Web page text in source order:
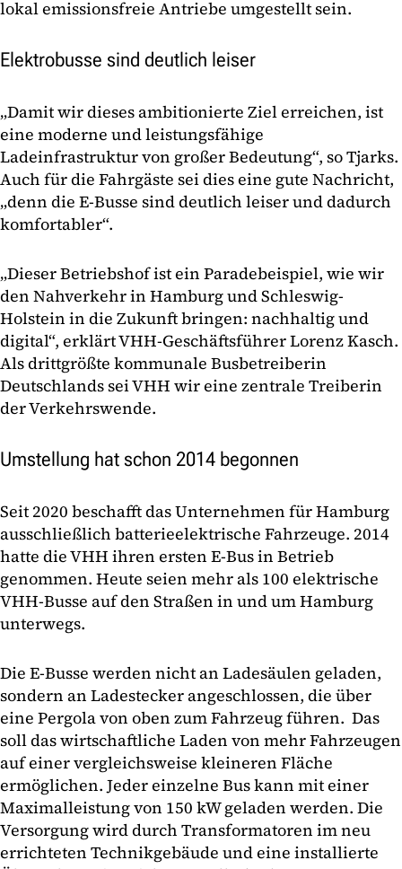
lokal emissionsfreie Antriebe umgestellt sein.
Elektrobusse sind deutlich leiser
„Damit wir dieses ambitionierte Ziel erreichen, ist
eine moderne und leistungsfähige
Ladeinfrastruktur von großer Bedeutung“, so Tjarks.
Auch für die Fahrgäste sei dies eine gute Nachricht,
„denn die E-Busse sind deutlich leiser und dadurch
komfortabler“.
„Dieser Betriebshof ist ein Paradebeispiel, wie wir
den Nahverkehr in Hamburg und Schleswig-
Holstein in die Zukunft bringen: nachhaltig und
digital“, erklärt VHH-Geschäftsführer Lorenz Kasch.
Als drittgrößte kommunale Busbetreiberin
Deutschlands sei VHH wir eine zentrale Treiberin
der Verkehrswende.
Umstellung hat schon 2014 begonnen
Seit 2020 beschafft das Unternehmen für Hamburg
ausschließlich batterieelektrische Fahrzeuge. 2014
hatte die VHH ihren ersten E-Bus in Betrieb
genommen. Heute seien mehr als 100 elektrische
VHH-Busse auf den Straßen in und um Hamburg
unterwegs.
Die E-Busse werden nicht an Ladesäulen geladen,
sondern an Ladestecker angeschlossen, die über
eine Pergola von oben zum Fahrzeug führen. Das
soll das wirtschaftliche Laden von mehr Fahrzeugen
auf einer vergleichsweise kleineren Fläche
ermöglichen. Jeder einzelne Bus kann mit einer
Maximalleistung von 150 kW geladen werden. Die
Versorgung wird durch Transformatoren im neu
errichteten Technikgebäude und eine installierte